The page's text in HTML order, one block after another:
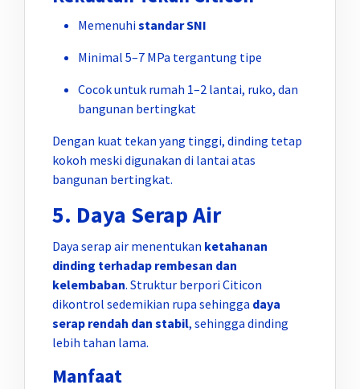
Memenuhistandar SNI
Minimal 5–7 MPa tergantung tipe
Cocok untuk rumah 1–2 lantai, ruko, dan
bangunan bertingkat
Dengan kuat tekan yang tinggi, dinding tetap
kokoh meski digunakan di lantai atas
bangunan bertingkat.
5. Daya Serap Air
Daya serap air menentukan ketahanan
dinding terhadap rembesan dan
kelembaban. Struktur berpori Citicon
dikontrol sedemikian rupa sehingga daya
serap rendah dan stabil, sehingga dinding
lebih tahan lama.
Manfaat